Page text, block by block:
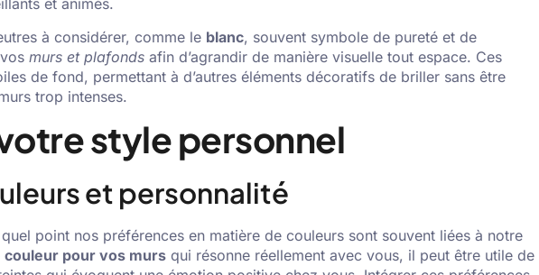
et animés.
à considérer, comme le blanc, souvent symbole de pureté et de
murs et plafonds afin d’agrandir de manière visuelle tout espace. Ces
de fond, permettant à d’autres éléments décoratifs de briller sans être
trop intenses.
style personnel
et personnalité
point nos préférences en matière de couleurs sont souvent liées à notre
couleur pour vos murs qui résonne réellement avec vous, il peut être utile de